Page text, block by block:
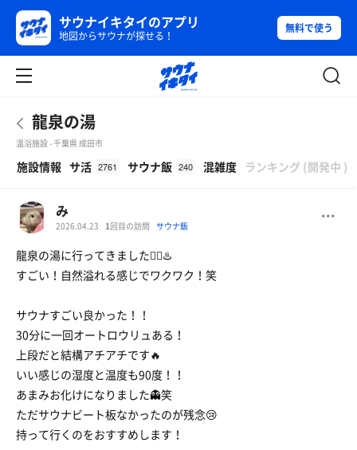
サウナイキタイのアプリ
地図からサウナが探せる！
無料で使う
龍泉の湯
温浴施設 - 千葉県 成田市
施設情報 サ活 2761 サウナ飯 240 混雑度 ランキング (開発中 )
み
2026.04.23 1回目の訪問 サウナ飯
龍泉の湯に行ってきました🧖‍♀️♨️
すごい！自然溢れる感じでワクワク！笑
サウナすごい良かった！！
30分に一回オートロウリュある！
上段だと結構アチアチです🔥
いい感じの湿度と温度も90度！！
あまみお化けになりました👻笑
ただサウナビート板なかったのが残念😢
持って行くのをおすすめします！